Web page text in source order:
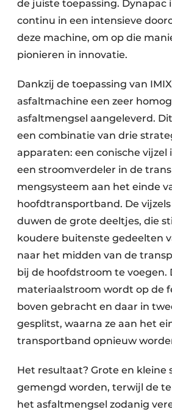
de juiste toepassing. Dynapac
continu in een intensieve
deze machine, om op die
pionieren in innovatie.
Dankzij de toepassing van
asfaltmachine een zeer
asfaltmengsel aangeleverd.
een combinatie van drie
apparaten: een conische vijzel
een stroomverdeler in de
mengsysteem aan het einde
hoofdtransportband. De
duwen de grote deeltjes, die
koudere buitenste gedeelten
naar het midden van de
bij de hoofdstroom te voegen.
materiaalstroom wordt op de
boven gebracht en daar in
gesplitst, waarna ze aan het
transportband opnieuw
Het resultaat? Grote en kleine
gemengd worden, terwijl de
het asfaltmengsel zodanig